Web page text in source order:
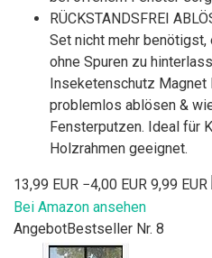
RÜCKSTANDSFREI
Set nicht mehr
ohne Spuren zu
Inseketenschutz
problemlos ablösen &
Fensterputzen. Ideal für
Holzrahmen geeignet.
13,99 EUR −4,00 EUR 9,99 EUR
Bei Amazon ansehen
AngebotBestseller Nr. 8